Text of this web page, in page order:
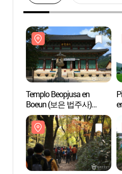
Templo Beopjusa en
Boeun (보은 법주사)
[Patrimonio de la
Humanidad de la Unesco]